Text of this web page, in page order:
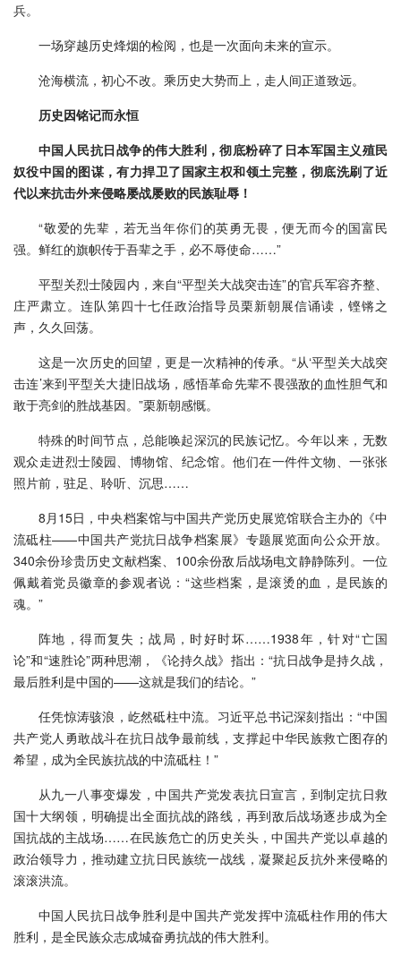
兵。
一场穿越历史烽烟的检阅，也是一次面向未来的宣示。
沧海横流，初心不改。乘历史大势而上，走人间正道致远。
历史因铭记而永恒
中国人民抗日战争的伟大胜利，彻底粉碎了日本军国主义殖民
奴役中国的图谋，有力捍卫了国家主权和领土完整，彻底洗刷了近
代以来抗击外来侵略屡战屡败的民族耻辱！
“敬爱的先辈，若无当年你们的英勇无畏，便无而今的国富民
强。鲜红的旗帜传于吾辈之手，必不辱使命……”
平型关烈士陵园内，来自“平型关大战突击连”的官兵军容齐整、
庄严肃立。连队第四十七任政治指导员栗新朝展信诵读，铿锵之
声，久久回荡。
这是一次历史的回望，更是一次精神的传承。“从‘平型关大战突
击连’来到平型关大捷旧战场，感悟革命先辈不畏强敌的血性胆气和
敢于亮剑的胜战基因。”栗新朝感慨。
特殊的时间节点，总能唤起深沉的民族记忆。今年以来，无数
观众走进烈士陵园、博物馆、纪念馆。他们在一件件文物、一张张
照片前，驻足、聆听、沉思……
8月15日，中央档案馆与中国共产党历史展览馆联合主办的《中
流砥柱——中国共产党抗日战争档案展》专题展览面向公众开放。
340余份珍贵历史文献档案、100余份敌后战场电文静静陈列。一位
佩戴着党员徽章的参观者说：“这些档案，是滚烫的血，是民族的
魂。”
阵地，得而复失；战局，时好时坏……1938年，针对“亡国
论”和“速胜论”两种思潮，《论持久战》指出：“抗日战争是持久战，
最后胜利是中国的——这就是我们的结论。”
任凭惊涛骇浪，屹然砥柱中流。习近平总书记深刻指出：“中国
共产党人勇敢战斗在抗日战争最前线，支撑起中华民族救亡图存的
希望，成为全民族抗战的中流砥柱！”
从九一八事变爆发，中国共产党发表抗日宣言，到制定抗日救
国十大纲领，明确提出全面抗战的路线，再到敌后战场逐步成为全
国抗战的主战场……在民族危亡的历史关头，中国共产党以卓越的
政治领导力，推动建立抗日民族统一战线，凝聚起反抗外来侵略的
滚滚洪流。
中国人民抗日战争胜利是中国共产党发挥中流砥柱作用的伟大
胜利，是全民族众志成城奋勇抗战的伟大胜利。